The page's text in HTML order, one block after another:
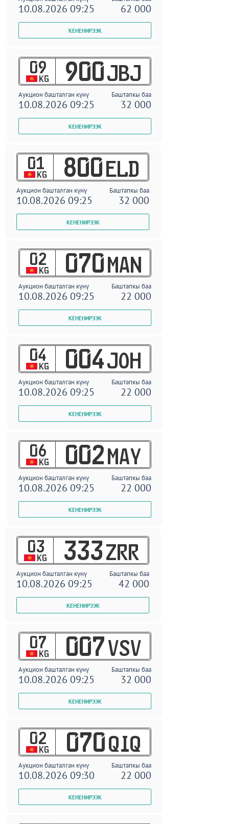
10.08.2026 09:25 62 000
09
KG 900 JBJ
Аукцион башталган күнү Баштапкы баа
10.08.2026 09:25 32 000
01
KG 800 ELD
Аукцион башталган күнү Баштапкы баа
10.08.2026 09:25 32 000
02
KG 070 MAN
Аукцион башталган күнү Баштапкы баа
10.08.2026 09:25 22 000
04
KG 004 JOH
Аукцион башталган күнү Баштапкы баа
10.08.2026 09:25 22 000
06
KG 002 MAY
Аукцион башталган күнү Баштапкы баа
10.08.2026 09:25 22 000
03
KG 333 ZRR
Аукцион башталган күнү Баштапкы баа
10.08.2026 09:25 42 000
07
KG 007 VSV
Аукцион башталган күнү Баштапкы баа
10.08.2026 09:25 32 000
02
KG 070 QIQ
Аукцион башталган күнү Баштапкы баа
10.08.2026 09:30 22 000